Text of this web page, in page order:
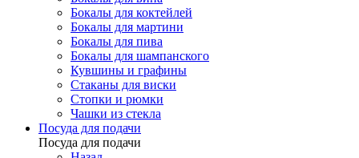
Бокалы для коктейлей
Бокалы для мартини
Бокалы для пива
Бокалы для шампанского
Кувшины и графины
Стаканы для виски
Стопки и рюмки
Чашки из стекла
Посуда для подачи
Посуда для подачи